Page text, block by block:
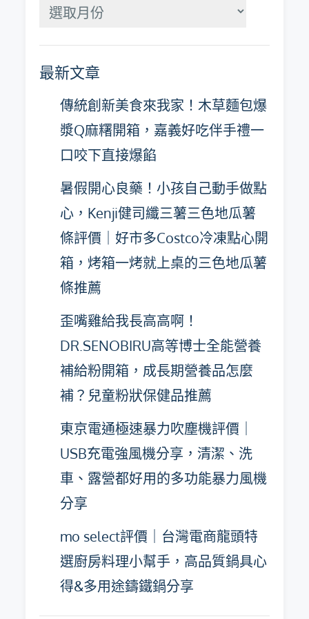
分
整
最新文章
傳統創新美食來我家！木草麵包爆
漿Q麻糬開箱，嘉義好吃伴手禮一
口咬下直接爆餡
暑假開心良藥！小孩自己動手做點
心，Kenji健司纖三薯三色地瓜薯
條評價｜好市多Costco冷凍點心開
箱，烤箱一烤就上桌的三色地瓜薯
條推薦
歪嘴雞給我長高高啊！
DR.SENOBIRU高等博士全能營養
補給粉開箱，成長期營養品怎麼
補？兒童粉狀保健品推薦
東京電通極速暴力吹塵機評價｜
USB充電強風機分享，清潔、洗
車、露營都好用的多功能暴力風機
分享
mo select評價｜台灣電商龍頭特
選廚房料理小幫手，高品質鍋具心
得&多用途鑄鐵鍋分享